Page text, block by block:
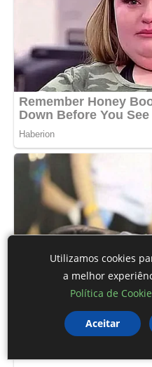
Utilizamos cookies
a melhor
Política de
Aceitar